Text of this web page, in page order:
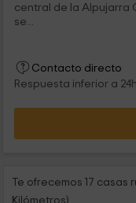
central de la Alpujarra
se...
Contacto directo
Respuesta inferior a 24h
Te ofrecemos 17 casas
Kilómetros)